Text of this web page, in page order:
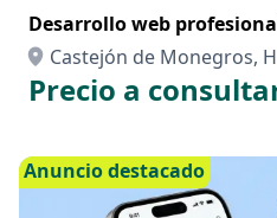
Desarrollo web
Castejón de Monegros,
Precio a
Anuncio destacado